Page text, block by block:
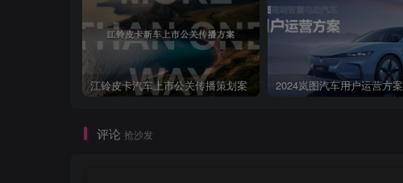
江铃皮卡汽车上市公关传播策划案 2024岚图汽车用户运营方案
评论 抢沙发